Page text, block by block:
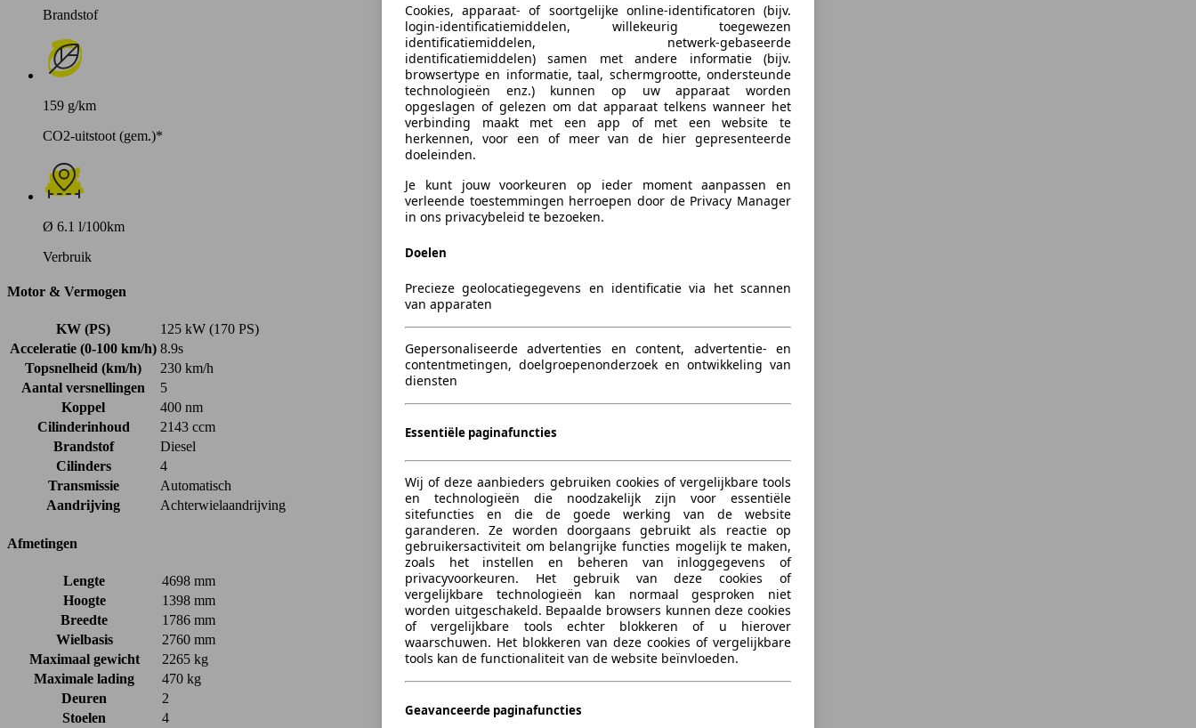
Brandstof
159 g/km
CO2-uitstoot (gem.)*
Ø 6.1 l/100km
Verbruik
Motor & Vermogen
KW (PS)
125 kW (170 PS)
Acceleratie (0-100 km/h) 8.9s
Topsnelheid (km/h)
230 km/h
Aantal versnellingen
5
Koppel
400 nm
Cilinderinhoud
2143 ccm
Brandstof
Diesel
Cilinders
4
Transmissie
Automatisch
Aandrijving
Achterwielaandrijving
Afmetingen
Lengte
4698 mm
Hoogte
1398 mm
Breedte
1786 mm
Wielbasis
2760 mm
Maximaal gewicht
2265 kg
Maximale lading
470 kg
Deuren
2
Stoelen
4
Cookies, apparaat- of soortgelijke online-identificatoren (bijv.
login-identificatiemiddelen, willekeurig toegewezen
identificatiemiddelen, netwerk-gebaseerde
identificatiemiddelen) samen met andere informatie (bijv.
browsertype en informatie, taal, schermgrootte, ondersteunde
technologieën enz.) kunnen op uw apparaat worden
opgeslagen of gelezen om dat apparaat telkens wanneer het
verbinding maakt met een app of met een website te
herkennen, voor een of meer van de hier gepresenteerde
doeleinden.
Je kunt jouw voorkeuren op ieder moment aanpassen en
verleende toestemmingen herroepen door de Privacy Manager
in ons privacybeleid te bezoeken.
Doelen
Precieze geolocatiegegevens en identificatie via het scannen
van apparaten
Gepersonaliseerde advertenties en content, advertentie- en
contentmetingen, doelgroepenonderzoek en ontwikkeling van
diensten
Essentiële paginafuncties
Wij of deze aanbieders gebruiken cookies of vergelijkbare tools
en technologieën die noodzakelijk zijn voor essentiële
sitefuncties en die de goede werking van de website
garanderen. Ze worden doorgaans gebruikt als reactie op
gebruikersactiviteit om belangrijke functies mogelijk te maken,
zoals het instellen en beheren van inloggegevens of
privacyvoorkeuren. Het gebruik van deze cookies of
vergelijkbare technologieën kan normaal gesproken niet
worden uitgeschakeld. Bepaalde browsers kunnen deze cookies
of vergelijkbare tools echter blokkeren of u hierover
waarschuwen. Het blokkeren van deze cookies of vergelijkbare
tools kan de functionaliteit van de website beïnvloeden.
Geavanceerde paginafuncties